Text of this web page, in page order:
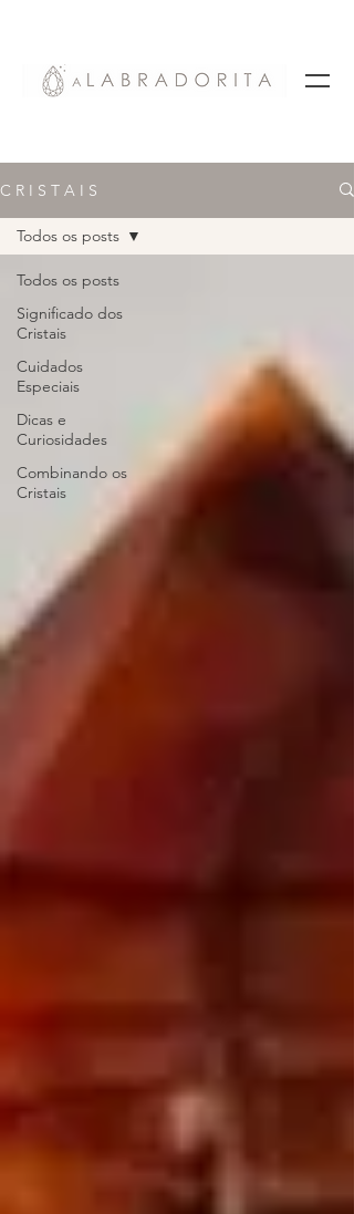
C R I S T A I S
Todos os posts
Significado dos
Cristais
Cuidados
Especiais
Dicas e
Curiosidades
Combinando os
Cristais
Todos os posts